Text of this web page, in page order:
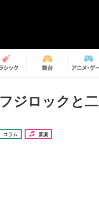
フジロックと
コラム 音楽